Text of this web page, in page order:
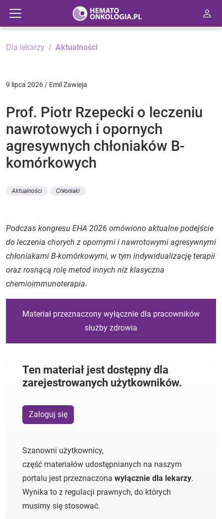
Dla lekarzy Aktualności
9 lipca 2026 / Emil Zawieja
Prof. Piotr Rzepecki o leczeniu
nawrotowych i opornych
agresywnych chłoniaków B-
komórkowych
Aktualności Chłoniaki
Podczas kongresu EHA 2026 omówiono aktualne podejście
do leczenia chorych z opornymi i nawrotowymi agresywnymi
chłoniakami B-komórkowymi, w tym indywidualizację terapii
oraz rosnącą rolę metod innych niż klasyczna
chemioimmunoterapia.
Materiał przeznaczony wyłącznie dla pracowników
służby zdrowia
Ten materiał jest dostępny dla
zarejestrowanych użytkowników.
Zaloguj się
Szanowni użytkownicy,
część materiałów udostępnianych na naszym
portalu jest przeznaczona wyłącznie dla lekarzy.
Wynika to z regulacji prawnych, do których
musimy się stosować.